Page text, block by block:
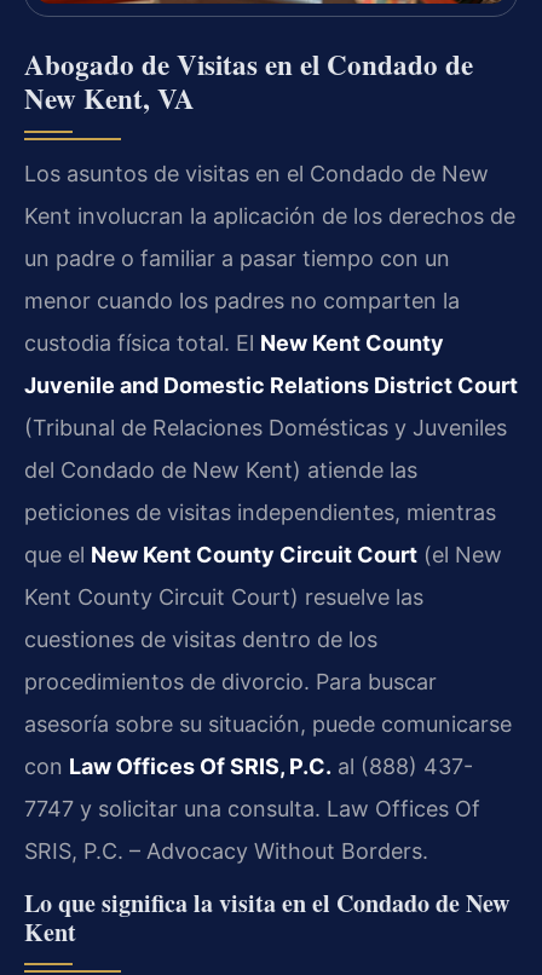
Abogado de Visitas en el Condado de
New Kent, VA
Los asuntos de visitas en el Condado de New
Kent involucran la aplicación de los derechos de
un padre o familiar a pasar tiempo con un
menor cuando los padres no comparten la
custodia física total. El New Kent County
Juvenile and Domestic Relations District Court
(Tribunal de Relaciones Domésticas y Juveniles
del Condado de New Kent) atiende las
peticiones de visitas independientes, mientras
que el New Kent County Circuit Court (el New
Kent County Circuit Court) resuelve las
cuestiones de visitas dentro de los
procedimientos de divorcio. Para buscar
asesoría sobre su situación, puede comunicarse
con Law Offices Of SRIS, P.C. al (888) 437-
7747 y solicitar una consulta. Law Offices Of
SRIS, P.C. – Advocacy Without Borders.
Lo que significa la visita en el Condado de New
Kent